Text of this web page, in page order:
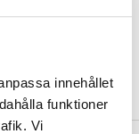
innehållet
funktioner
Vi